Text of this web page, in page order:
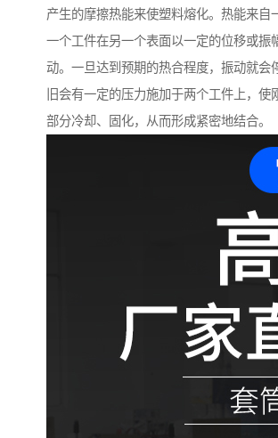
产生的摩擦热能来使塑料熔化。热能来自
一个工件在另一个表面以一定的位移或振
动。一旦达到预期的热合程度，振动就会
旧会有一定的压力施加于两个工件上，使
部分冷却、固化，从而形成紧密地结合。